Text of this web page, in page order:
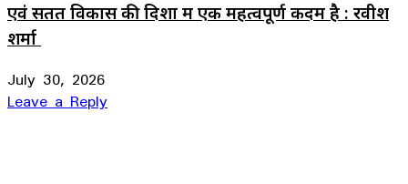
एवं सतत विकास की दिशा में एक महत्वपूर्ण कदम है : रवीश
शर्मा
July 30, 2026
Leave a Reply